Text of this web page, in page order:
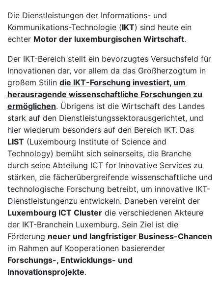
Die Dienstleistungen der Informations- und
Kommunikations-Technologie (IKT) sind heute ein
echter Motor der luxemburgischen Wirtschaft.
Der IKT-Bereich stellt ein bevorzugtes Versuchsfeld für
Innovationen dar, vor allem da das Großherzogtum in
großem Stilin die IKT-Forschung investiert, um
herausragende wissenschaftliche Forschungen zu
ermöglichen. Übrigens ist die Wirtschaft des Landes
stark auf den Dienstleistungssektorausgerichtet, und
hier wiederum besonders auf den Bereich IKT. Das
LIST (Luxembourg Institute of Science and
Technology) bemüht sich seinerseits, die Branche
durch seine Abteilung ICT for Innovative Services zu
stärken, die fächerübergreifende wissenschaftliche und
technologische Forschung betreibt, um innovative IKT-
Dienstleistungenzu entwickeln. Daneben vereint der
Luxembourg ICT Cluster die verschiedenen Akteure
der IKT-Branchein Luxemburg. Sein Ziel ist die
Förderung neuer und langfristiger Business-Chancen
im Rahmen auf Kooperationen basierender
Forschungs-, Entwicklungs- und
Innovationsprojekte.